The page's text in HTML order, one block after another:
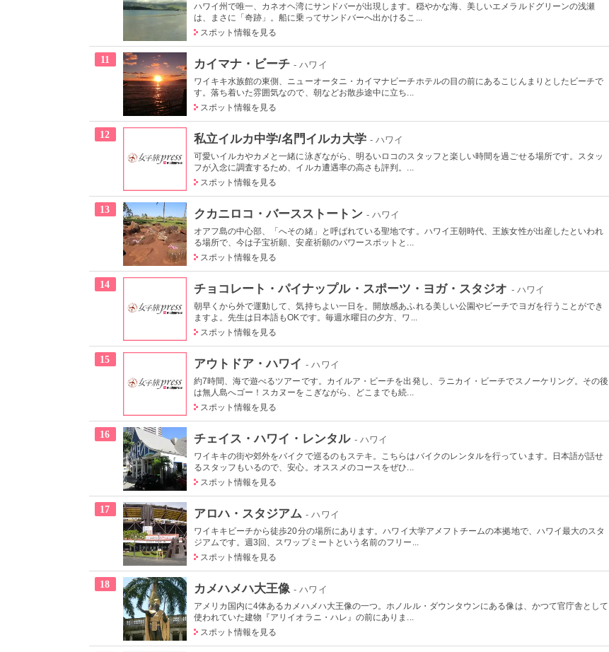
ハワイ州で唯一、カネオヘ湾にサンドバーが出現します。穏やかな海、美しいエメラルドグリーンの浅瀬
は、まさに「奇跡」。船に乗ってサンドバーへ出かけるこ...
スポット情報を見る
11 カイマナ・ビーチ - ハワイ
ワイキキ水族館の東側、ニューオータニ・カイマナビーチホテルの目の前にあるこじんまりとしたビーチで
す。落ち着いた雰囲気なので、朝などお散歩途中に立ち...
スポット情報を見る
12 私立イルカ中学/名門イルカ大学 - ハワイ
可愛いイルカやカメと一緒に泳ぎながら、明るいロコのスタッフと楽しい時間を過ごせる場所です。スタッ
フが入念に調査するため、イルカ遭遇率の高さも評判。...
スポット情報を見る
13 クカニロコ・バースストートン - ハワイ
オアフ島の中心部、「へその緒」と呼ばれている聖地です。ハワイ王朝時代、王族女性が出産したといわれ
る場所で、今は子宝祈願、安産祈願のパワースポットと...
スポット情報を見る
14 チョコレート・パイナップル・スポーツ・ヨガ・スタジオ - ハワイ
朝早くから外で運動して、気持ちよい一日を。開放感あふれる美しい公園やビーチでヨガを行うことができ
ますよ。先生は日本語もOKです。毎週水曜日の夕方、ワ...
スポット情報を見る
15 アウトドア・ハワイ - ハワイ
約7時間、海で遊べるツアーです。カイルア・ビーチを出発し、ラニカイ・ビーチでスノーケリング。その後
は無人島へゴー！スカヌーをこぎながら、どこまでも続...
スポット情報を見る
16 チェイス・ハワイ・レンタル - ハワイ
ワイキキの街や郊外をバイクで巡るのもステキ。こちらはバイクのレンタルを行っています。日本語が話せ
るスタッフもいるので、安心。オススメのコースをぜひ...
スポット情報を見る
17 アロハ・スタジアム - ハワイ
ワイキキビーチから徒歩20分の場所にあります。ハワイ大学アメフトチームの本拠地で、ハワイ最大のスタ
ジアムです。週3回、スワップミートという名前のフリー...
スポット情報を見る
18 カメハメハ大王像 - ハワイ
アメリカ国内に4体あるカメハメハ大王像の一つ。ホノルル・ダウンタウンにある像は、かつて官庁舎として
使われていた建物『アリイオラニ・ハレ』の前にありま...
スポット情報を見る